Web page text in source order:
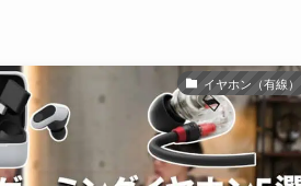
イヤホン（有線）